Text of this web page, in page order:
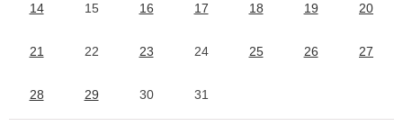
14 15 16 17 18 19 20
21 22 23 24 25 26 27
28 29 30 31